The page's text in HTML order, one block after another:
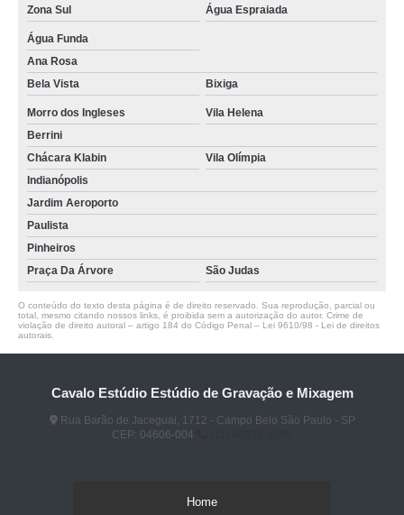
Zona Sul Água Espraiada
Água Funda
Ana Rosa
Bela Vista
Bixiga
Morro dos Ingleses
Vila Helena
Berrini
Chácara Klabin
Vila Olímpia
Indianópolis
Jardim Aeroporto
Paulista
Pinheiros
Praça Da Árvore
São Judas
O conteúdo do texto desta página é de direito reservado. Sua reprodução, parcial ou
total, mesmo citando nossos links, é proibida sem a autorização do autor. Crime de
violação de direito autoral – artigo 184 do Código Penal – Lei 9610/98 - Lei de direitos
autorais
Cavalo Estúdio Estúdio de Gravação e Mixagem
Rua Barão de Jaceguai, 1712 - Campo Belo São Paulo - SP
CEP: 04606-004
Home